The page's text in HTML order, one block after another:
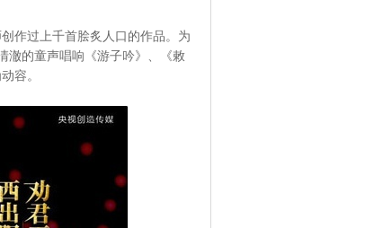
作过上千首脍炙人口的作品。为
澈的童声唱响《游子吟》、《敕
容。